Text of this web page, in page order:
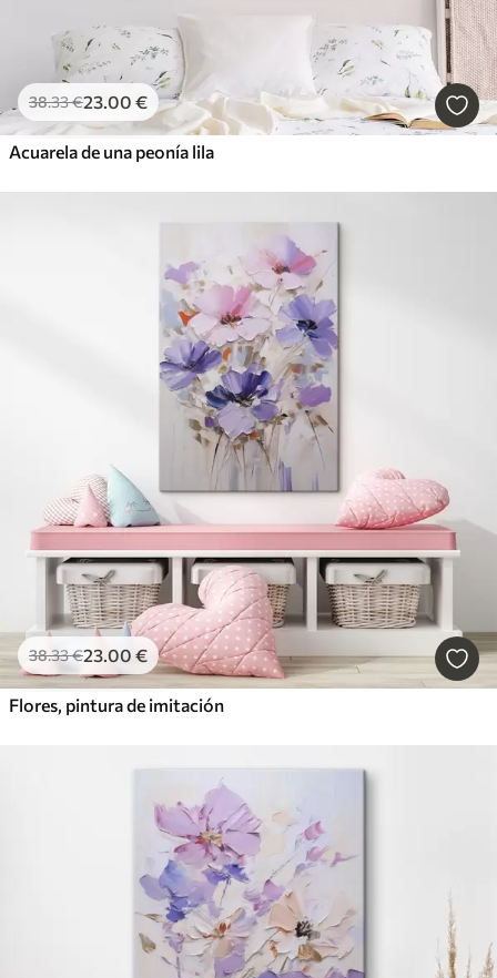
38.33€23.00 €
Acuarela de una peonía lila
38.33€23.00 €
Flores, pintura de imitación